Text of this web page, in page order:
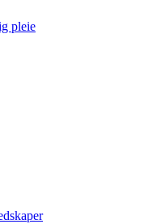
pleie